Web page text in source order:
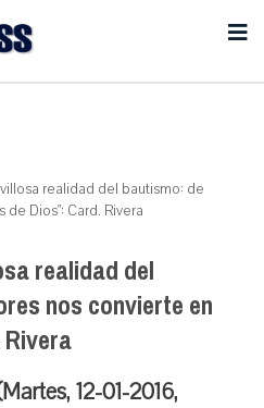
realidad del bautismo: de
Dios": Card. Rivera
realidad del
nos convierte en
12-01-2016,